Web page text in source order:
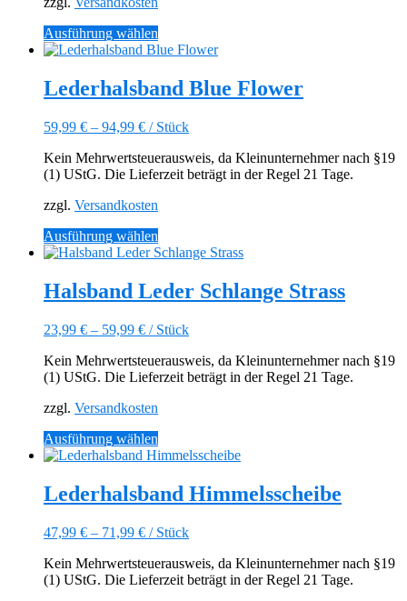
Ausführung wählen
Produkt
mehrere
Varianten
Die
können
auf
Produktseite
gewählt
werden
Lederhalsband Blue Flower
59,99 € – 94,99 € / Stück
Kein Mehrwertsteuerausweis, da Kleinunternehmer nach §19
(1) UStG. Die Lieferzeit beträgt in der Regel 21 Tage.
zzgl. Versandkosten
Ausführung wählen
Produkt
mehrere
Varianten
Die
können
auf
Produktseite
gewählt
werden
Halsband Leder Schlange Strass
23,99 € – 59,99 € / Stück
Kein Mehrwertsteuerausweis, da Kleinunternehmer nach §19
(1) UStG. Die Lieferzeit beträgt in der Regel 21 Tage.
zzgl. Versandkosten
Ausführung wählen
Produkt
mehrere
Varianten
Die
können
auf
Lederhalsband Himmelsscheibe
47,99 € – 71,99 € / Stück
Kein Mehrwertsteuerausweis, da Kleinunternehmer nach §19
(1) UStG. Die Lieferzeit beträgt in der Regel 21 Tage.